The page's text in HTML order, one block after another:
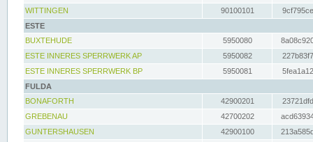
WITTINGEN
90100101
ESTE
BUXTEHUDE
5950080
ESTE INNERES SPERRWERK AP
5950082
ESTE INNERES SPERRWERK BP
5950081
FULDA
BONAFORTH
42900201
GREBENAU
42700202
GUNTERSHAUSEN
42900100